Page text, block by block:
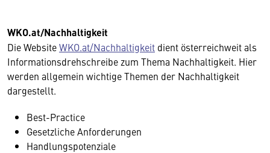
WKO.at/Nachhaltigkeit
Die WebsiteWKO.at/Nachhaltigkeit dient österreichweit als
Informations­drehschreibe zum Thema Nachhaltigkeit. Hier
werden allgemein wichtige Themen der Nachhaltigkeit
dargestellt.
Best-Practice
Gesetzliche Anforderungen
Handlungspotenziale